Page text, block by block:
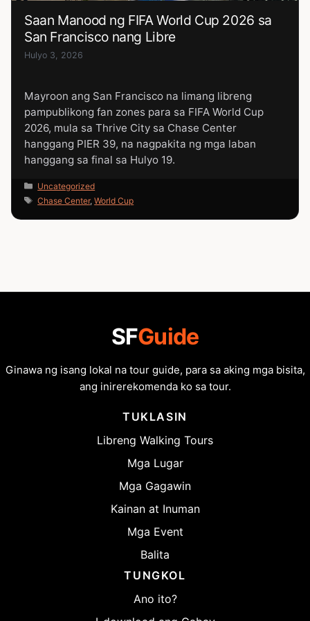
Saan Manood ng FIFA World Cup 2026 sa
San Francisco nang Libre
Hulyo 3, 2026
Mayroon ang San Francisco na limang libreng
pampublikong fan zones para sa FIFA World Cup
2026, mula sa Thrive City sa Chase Center
hanggang PIER 39, na nagpakita ng mga laban
hanggang sa final sa Hulyo 19.
Categories
Uncategorized
Tags
Chase Center,World Cup
SFGuide
Ginawa ng isang lokal na tour guide, para sa aking mga bisita,
ang inirerekomenda ko sa tour.
TUKLASIN
Libreng Walking Tours
Mga Lugar
Mga Gagawin
Kainan at Inuman
Mga Event
Balita
TUNGKOL
Ano ito?